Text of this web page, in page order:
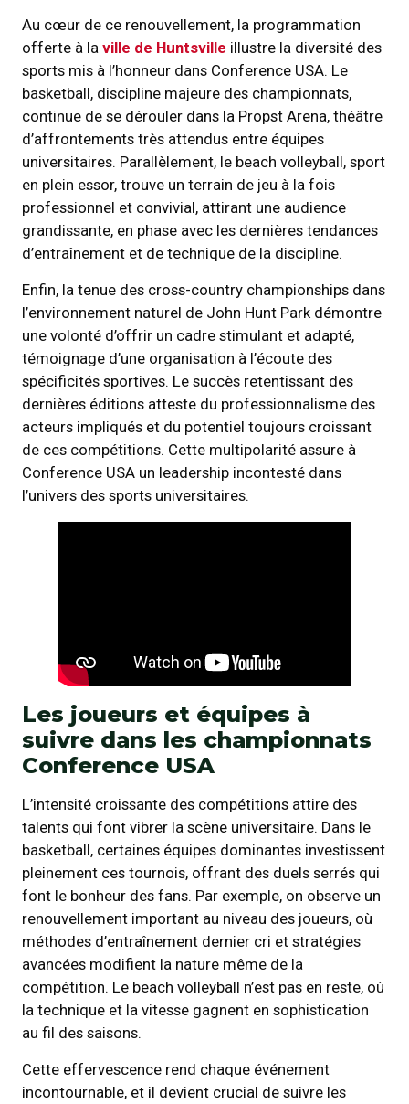
Au cœur de ce renouvellement, la programmation
offerte à la ville de Huntsville illustre la diversité des
sports mis à l’honneur dans Conference USA. Le
basketball, discipline majeure des championnats,
continue de se dérouler dans la Propst Arena, théâtre
d’affrontements très attendus entre équipes
universitaires. Parallèlement, le beach volleyball, sport
en plein essor, trouve un terrain de jeu à la fois
professionnel et convivial, attirant une audience
grandissante, en phase avec les dernières tendances
d’entraînement et de technique de la discipline.
Enfin, la tenue des cross-country championships dans
l’environnement naturel de John Hunt Park démontre
une volonté d’offrir un cadre stimulant et adapté,
témoignage d’une organisation à l’écoute des
spécificités sportives. Le succès retentissant des
dernières éditions atteste du professionnalisme des
acteurs impliqués et du potentiel toujours croissant
de ces compétitions. Cette multipolarité assure à
Conference USA un leadership incontesté dans
l’univers des sports universitaires.
Les joueurs et équipes à
suivre dans les championnats
Conference USA
L’intensité croissante des compétitions attire des
talents qui font vibrer la scène universitaire. Dans le
basketball, certaines équipes dominantes investissent
pleinement ces tournois, offrant des duels serrés qui
font le bonheur des fans. Par exemple, on observe un
renouvellement important au niveau des joueurs, où
méthodes d’entraînement dernier cri et stratégies
avancées modifient la nature même de la
compétition. Le beach volleyball n’est pas en reste, où
la technique et la vitesse gagnent en sophistication
au fil des saisons.
Cette effervescence rend chaque événement
incontournable, et il devient crucial de suivre les